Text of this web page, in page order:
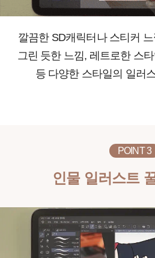
깔끔한 SD캐릭터나 스티커
그린 듯한 느낌, 레트로한 스
등 다양한 스타일의 일러
POINT 3
인물 일러스트